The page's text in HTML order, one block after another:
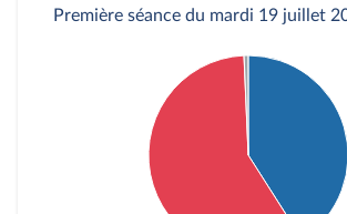
Première séance du mardi 19 juillet